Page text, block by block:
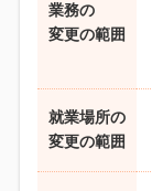
業務の
変更の範囲
就業場所の
変更の範囲